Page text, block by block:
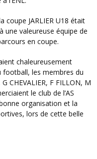
une valeureuse équipe de
en coupe.
football, les membres du
CHEVALIER, F FILLON, M
le club de l’AS
organisation et la
lors de cette belle